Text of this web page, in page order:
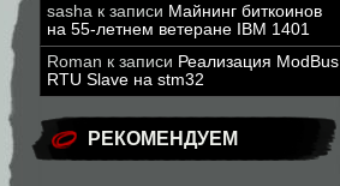
sasha к записи Майнинг биткоинов
на 55-летнем ветеране IBM 1401
Roman к записи Реализация ModBus
RTU Slave на stm32
РЕКОМЕНДУЕМ